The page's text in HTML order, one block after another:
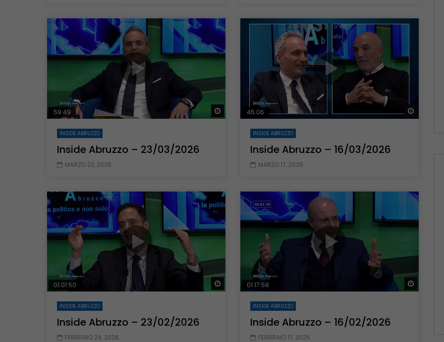
Guarda Dopo
59:49
INSIDE ABRUZZO
Inside Abruzzo – 23/03/2026
MARZO 23, 2026
45:06
INSIDE ABRUZZO
Inside Abruzzo – 16/03/2026
MARZO 17, 2026
Guarda Dopo
01:01:50
INSIDE ABRUZZO
Inside Abruzzo – 23/02/2026
FEBBRAIO 24, 2026
01:17:58
INSIDE ABRUZZO
Inside Abruzzo – 16/02/2026
FEBBRAIO 17, 2026